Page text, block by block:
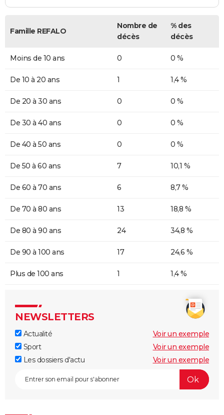
Famille REFALO
Nombre de
décès
% des
décès
Moins de 10 ans 0 0 %
De 10 à 20 ans 1 1,4 %
De 20 à 30 ans 0 0 %
De 30 à 40 ans 0 0 %
De 40 à 50 ans 0 0 %
De 50 à 60 ans 7 10,1 %
De 60 à 70 ans 6 8,7 %
De 70 à 80 ans 13 18,8 %
De 80 à 90 ans 24 34,8 %
De 90 à 100 ans 17 24,6 %
Plus de 100 ans 1 1,4 %
NEWSLETTERS
Actualité
Voir un exemple
Sport
Voir un exemple
Les dossiers d'actu
Voir un exemple